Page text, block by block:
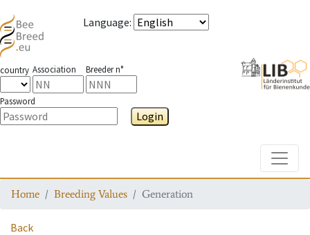
Language:
country Association Breeder n°
Password
Login
Home Breeding Values Generation
Back